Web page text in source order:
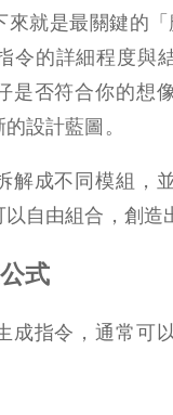
來就是最關鍵的
令的詳細程度與
是否符合你的想
設計藍圖。
解成不同模組，
自由組合，創造
式
成指令，通常可